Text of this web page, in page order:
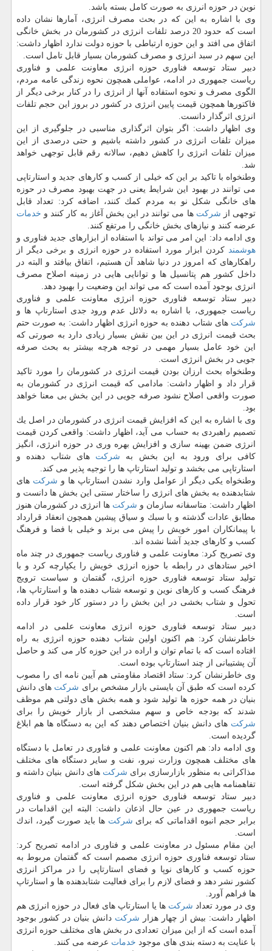
نوین در حوزه انرزی به صورت كامل بسته باشد.
وی با اشاره به این كه در بحث مصرف انرژی، آمارها نشان داده
است كه حدود 20 درصد تلفات انرژی در كشورمان در بخش خانگی
اتفاق می افتد و این حوزه ارتباطی با حوزه دولت ندارد اظهار داشت:
این سهم در سبد انرژی و مصرف كشورمان بسیار قابل تامل است.
دبیر ستاد توسعه فناوری حوزه انرژی معاونت علمی و فناوری
ریاست جمهوری در ادامه، عواملی همچون نحوه زندگی عامه مردم،
الگوی مصرف و نحوه استفاده آنها از انرژی را در كنار برخی دیگر از
فاكتورها همچون قیمت پایین انرژی در كشور در بروز این حجم تلفات
انرژی اثرگذار دانست.
وی اظهار داشت: اگر بتوان اثرگذاری مناسبی در جلوگیری از این
میزان تلفات انرژی در كشور داشته باشیم و حتی درصدی از این
میزان تلفات انرژی را كاهش دهیم، سالانه رقم قابل توجهی خواهد
شد.
وطنخواه با تاكید بر این كه خیلی از كسب و كارهای جدید و استارتاپی
می توانند در بهبود این شرایط یعنی در جهت بهبود مصرف در حوزه
های خانگی شكل نو به مردم كمك كنند، اضافه كرد: تعداد قابل
توجهی از شركت ها می توانند در این بخش آغاز به كار كنند و خدمات
عرضه كنند و نیازهای بخش خانگی را مرتفع كنند.
وی ادامه داد: این امر می تواند با استفاده از ابزارهای جدید فناوری و
هوشمند كردن ابزار مورد استفاده در حوزه انرژی و برخی دیگر از
راهكارهای كه امروز در دنیا شاهد آن هستیم، اتفاق بیافتد و البته در
داخل كشور هم پتانسیل ها و توانایی هایی در زمینه اصلاح مصرف
انرژی بوجود آمده است كه می تواند این وضعیت را بهبود دهد.
دبیر ستاد توسعه فناوری حوزه انرژی معاونت علمی و فناوری
ریاست جمهوری، با اشاره به دلائل عدم ورود جدی استارتاپ ها و
شركت های شتاب دهنده به حوزه انرژی اظهار داشت: به صورت حتم
بحث قیمت انرژی در این بین نقش بسیار زیادی دارد به صورتی كه
این خود عامل بسیار مهمی در توجه هرچه بیشتر به بحث صرفه
جویی در بخش انرژی است.
وطنخواه بحث ارزان بودن قیمت انرژی در كشورمان را مورد تاكید
قرار داد و اظهار داشت: مادامی كه قیمت انرژی در كشورمان به
صورت واقعی اصلاح نشود صرفه جویی در این بخش بی معنا خواهد
بود.
وی با اشاره به این كه افزایش قیمت انرژی در كشورمان در اصل یك
تصمیم راهبردی به حساب می آید، اظهار داشت: واقعی كردن قیمت
انرژی ضمن بهینه سازی و افزایش بهره وری در حوزه انرژی، انگیز
كافی برای ورود به این بخش به شركت های شتاب دهنده و
استارتاپی می بخشد و تولید استارتاپ ها را توجیه پذیر می كند.
وطنخواه یكی دیگر از عوامل وارد نشدن استارتاپ ها و شركت های
شتابدهنده به بخش های انرژی را ساختار سنتی این بخش ها دانست و
اظهار داشت: متاسفانه سازمان و شركت ها انرژی در كشورمان هنوز
مطابق عادات گذشته و با سبك و سیاق پیشین همچون انعقاد قرارداد
با پیمانكاران امور خویش را پیش می برند و خیلی با فضا و فرهنگ
كسب و كارهای جدید آشنا نشده اند.
وی تصریح كرد: معاونت علمی و فناوری ریاست جمهوری در چند ماه
اخیر ستادهای در رابطه با حوزه انرژی خویش را یكپارچه كرد و با
تولید ستاد توسعه فناوری حوزه انرژی، گفتمان و سیاست ترویج
فرهنگ كسب و كارهای نوین و توسعه شتاب دهنده ها و استارتاپ ها،
تحول و شتاب بخشی در این بخش را در دستور كار خود قرار داده
است.
دبیر ستاد توسعه فناوری حوزه انرژی معاونت علمی در ادامه
خاطرنشان كرد: هم اكنون اولین شتاب دهنده حوزه انرژی به راه
افتاده است كه با تمام توان و اراده در این حوزه كار می كند و حاصل
آن پشتیبانی از چند استارتاپ بوده است.
وی خاطرنشان كرد: ستاد اقتصاد مقاومتی هم آیین نامه ای را مصوب
كرده است كه طبق آن بایستی بازار مشخص برای شركت های دانش
بنیان در همه حوزه ها تولید شود و همه بخش های دولتی هم موظف
شدند كه بودجه خاص و سهم مشخصی از بازار خویش را برای
شركت های دانش بنیان اختصاص دهند كه این به دستگاه ها هم ابلاغ
گردیده است.
وی ادامه داد: هم اكنون معاونت علمی و فناوری در تعامل با دستگاه
های مختلف همچون وزارت نیرو، نفت و سایر دستگاه های مختلف
مذاكراتی به منظور بازارسازی برای شركت های دانش بنیان داشته و
تفاهمنامه هایی هم در این بخش شكل گرفته است.
دبیر ستاد توسعه فناوری حوزه انرژی معاونت علمی و فناوری
ریاست جمهوری در عین حال اذعان داشت: البته این اقدامات در
برابر حجم انبوه اقداماتی كه برای شركت ها باید صورت گیرد، اندك
است.
این مقام مسئول در معاونت علمی و فناوری در ادامه تصریح كرد:
ستاد توسعه فناوری حوزه انرژی مصمم است كه گفتمان مربوط به
حوزه كسب و كارهای نوپا و فضای استارتاپی را در مراكز انرژی
كشور نشر دهد و فضای لازم را برای فعالیت شتابدهنده ها و استارتاپ
ها فراهم آورد.
وی در مورد تعداد شركت ها یا استارتاپ های فعال در حوزه انرژی هم
اظهار داشت: بیش از چهار هزار شركت دانش بنیان در كشور بوجود
آمده است كه از این میزان تعدادی در بخش های مختلف حوزه انرژی
با عنایت به دسته بندی های موجود خدمات عرضه می كنند.